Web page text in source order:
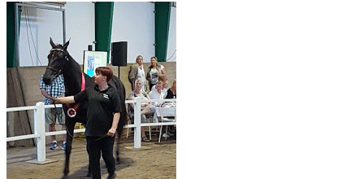
TIL SALG
KONTAKT
Menu Menu